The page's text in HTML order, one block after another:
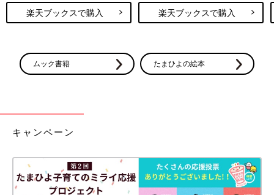
楽天ブックスで購入 楽天ブックスで購入
ムック書籍 たまひよの絵本
キャンペーン